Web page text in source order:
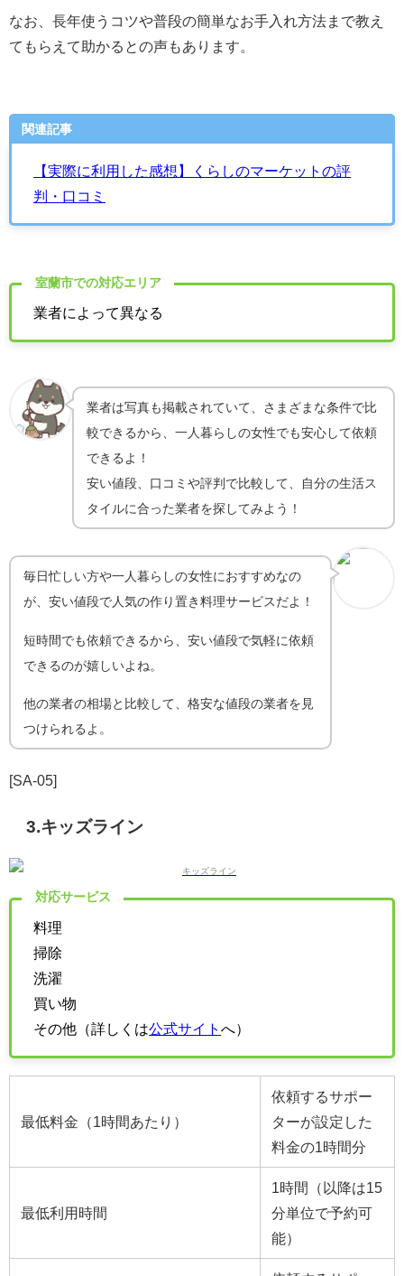
なお、長年使うコツや普段の簡単なお手入れ方法まで教え
てもらえて助かるとの声もあります。
関連記事
【実際に利用した感想】くらしのマーケットの評
判・口コミ
室蘭市での対応エリア
業者によって異なる
業者は写真も掲載されていて、さまざまな条件で比
較できるから、一人暮らしの女性でも安心して依頼
できるよ！
安い値段、口コミや評判で比較して、自分の生活ス
タイルに合った業者を探してみよう！
毎日忙しい方や一人暮らしの女性におすすめなの
が、安い値段で人気の作り置き料理サービスだよ！
短時間でも依頼できるから、安い値段で気軽に依頼
できるのが嬉しいよね。
他の業者の相場と比較して、格安な値段の業者を見
つけられるよ。
[SA-05]
3.キッズライン
対応サービス
料理
掃除
洗濯
買い物
その他（詳しくは公式サイト へ）
最低料金（1時間あたり）
依頼するサポー
ターが設定した
料金の1時間分
最低利用時間
1時間（以降は15
分単位で予約可
能）